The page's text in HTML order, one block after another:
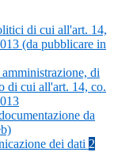
di cui all'art. 14,
(da pubblicare in
di
di cui all'art. 14, co.
da
dei dati 2